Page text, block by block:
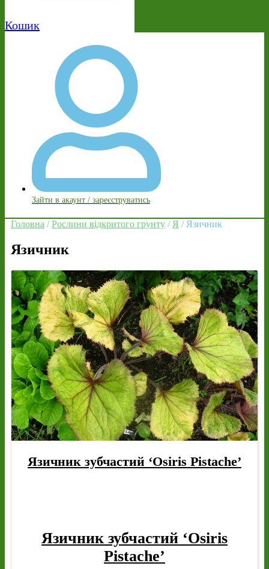
Кошик
Зайти в акаунт / зареєструватись
Головна /Рослини відкритого грунту /Я / Язичник
Язичник
Язичник зубчастий ‘Osiris Pistache’
Язичник зубчастий ‘Osiris
Pistache’